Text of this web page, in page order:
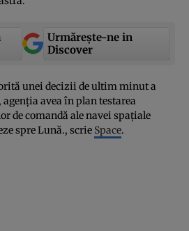
Urmărește-ne in
Discover
unei decizii de ultim minut a
avea în plan testarea
de comandă ale navei spaţiale
spre Lună., scrie Space.